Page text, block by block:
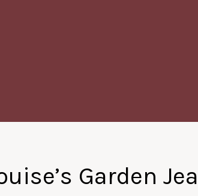
Garden